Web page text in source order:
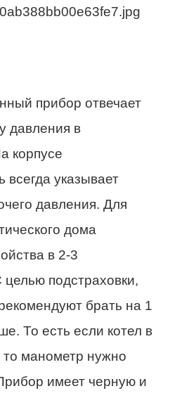
прибор отвечает
давления в
корпусе
всегда указывает
давления. Для
дома
в 2-3
подстраховки,
брать на 1
То есть если котел в
манометр нужно
имеет черную и